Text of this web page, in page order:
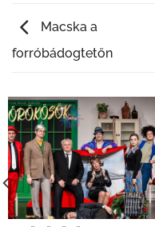
Macska a
forróbádogtetőn